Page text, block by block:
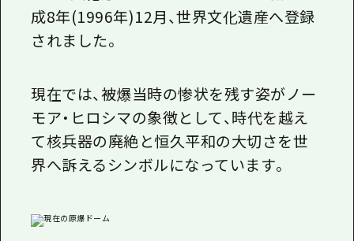
成8年(1996年)12月、世界文化遺産へ登録
されました。
現在では、被爆当時の惨状を残す姿がノー
モア・ヒロシマの象徴として、時代を越え
て核兵器の廃絶と恒久平和の大切さを世
界へ訴えるシンボルになっています。